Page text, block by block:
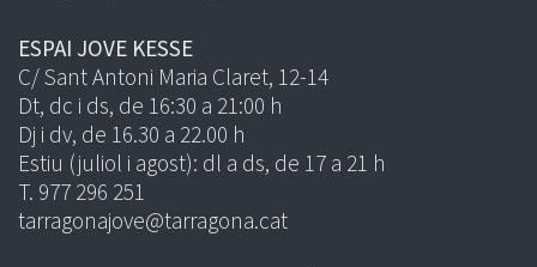
ESPAI JOVE KESSE
C/ Sant Antoni Maria Claret, 12-14
Dt, dc i ds, de 16:30 a 21:00 h
Dj i dv, de 16.30 a 22.00 h
Estiu (juliol i agost): dl a ds, de 17 a 21 h
T. 977 296 251
tarragonajove@tarragona.cat